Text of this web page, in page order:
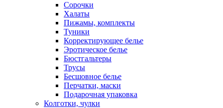
Сорочки
Халаты
Пижамы, комплекты
Туники
Корректирующее белье
Эротическое белье
Бюстгальтеры
Трусы
Бесшовное белье
Перчатки, маски
Подарочная упаковка
Колготки, чулки